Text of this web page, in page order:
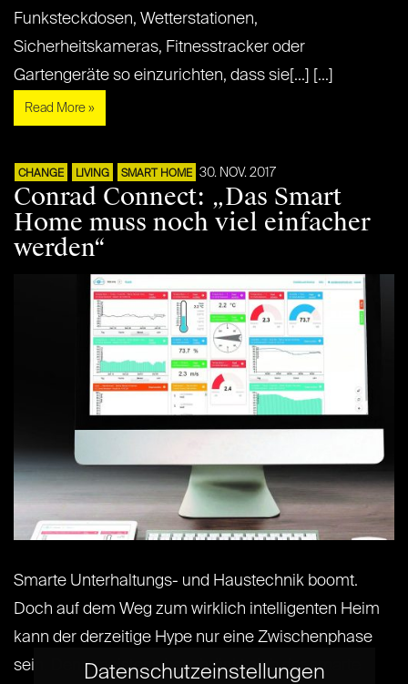
Funksteckdosen, Wetterstationen,
Sicherheitskameras, Fitnesstracker oder
Gartengeräte so einzurichten, dass sie[...] [...]
Read More »
CHANGE LIVING SMART HOME 30. NOV. 2017
Conrad Connect: „Das Smart
Home muss noch viel einfacher
werden“
Smarte Unterhaltungs- und Haustechnik boomt.
Doch auf dem Weg zum wirklich intelligenten Heim
kann der derzeitige Hype nur eine Zwischenphase
sein. Denn meistens beschränkt sich der smarte
Datenschutzeinstellungen